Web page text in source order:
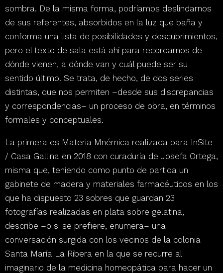
sombra. De la misma forma, podríamos deslindarnos
de sus referentes, absorbidos en la luz que baña y
conforma una lista de posibilidades y descubrimientos,
pero el texto de sala está ahí para recordarnos de
dónde vienen, a dónde van y cuál puede ser su
sentido último. Se trata, de hecho, de dos series
distintas, que nos permiten –desde sus discrepancias
y correspondencias– un proceso de obra, en términos
formales y conceptuales.
La primera es Materia Mnémica realizada para InSite
/ Casa Gallina en 2018 con curaduría de Josefa Ortega,
misma que, teniendo como punto de partida un
gabinete de madera y materiales farmacéuticos en los
que ha dispuesto 23 sobres que guardan 23
fotografías realizadas en plata sobre gelatina,
describe –o si se prefiere, enumera– una
conversación surgida con los vecinos de la colonia
Santa María La Ribera en la que se recurre al
imaginario de la medicina homeopática para hacer un